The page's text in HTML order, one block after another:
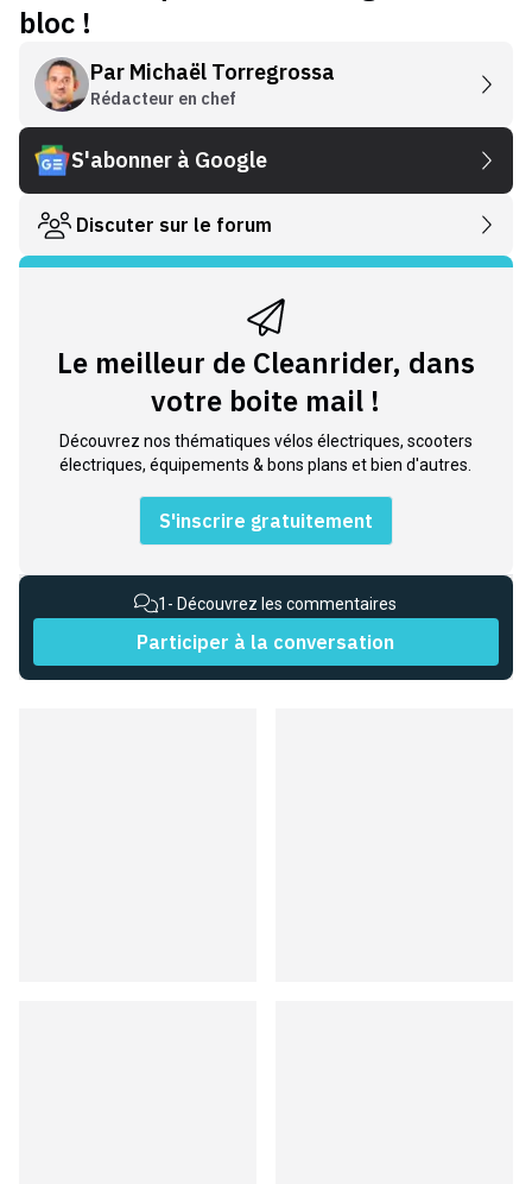
bloc !
Par Michaël Torregrossa
Rédacteur en chef
S'abonner à Google
Discuter sur le forum
Le meilleur de Cleanrider, dans
votre boite mail !
Découvrez nos thématiques vélos électriques, scooters
électriques, équipements & bons plans et bien d'autres.
S'inscrire gratuitement
1 - Découvrez les commentaires
Participer à la conversation